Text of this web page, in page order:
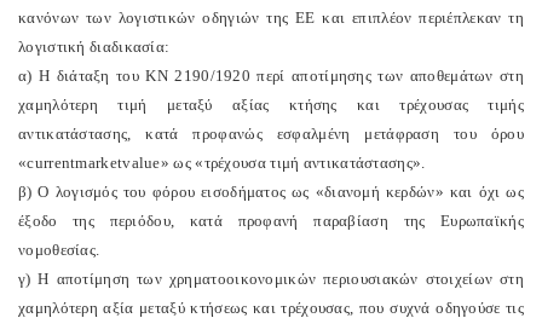
κανόνων των λογιστικών οδηγιών της ΕΕ και επιπλέον περιέπλεκαν τη
λογιστική διαδικασία:
α) Η διάταξη του ΚΝ 2190/1920 περί αποτίμησης των αποθεμάτων στη
χαμηλότερη τιμή μεταξύ αξίας κτήσης και τρέχουσας τιμής
αντικατάστασης, κατά προφανώς εσφαλμένη μετάφραση του όρου
«currentmarketvalue» ως «τρέχουσα τιμή αντικατάστασης».
β) Ο λογισμός του φόρου εισοδήματος ως «διανομή κερδών» και όχι ως
έξοδο της περιόδου, κατά προφανή παραβίαση της Ευρωπαϊκής
νομοθεσίας.
γ) Η αποτίμηση των χρηματοοικονομικών περιουσιακών στοιχείων στη
χαμηλότερη αξία μεταξύ κτήσεως και τρέχουσας, που συχνά οδηγούσε τις